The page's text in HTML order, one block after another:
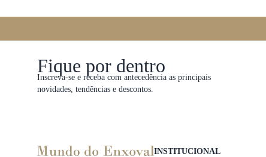
Fique por dentro
Inscreva-se e receba com antecedência as principais
novidades, tendências e descontos.
INSTITUCIONAL